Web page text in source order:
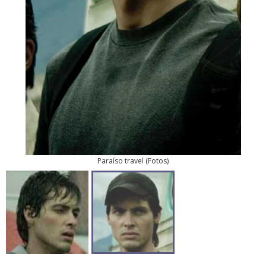
Paraíso travel (Fotos)